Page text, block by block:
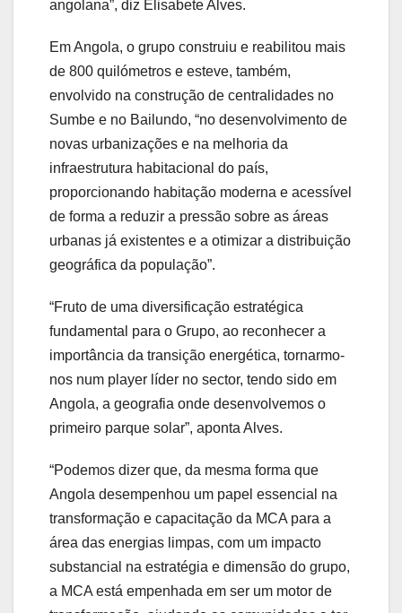
angolana”, diz Elisabete Alves.
Em Angola, o grupo construiu e reabilitou mais
de 800 quilómetros e esteve, também,
envolvido na construção de centralidades no
Sumbe e no Bailundo, “no desenvolvimento de
novas urbanizações e na melhoria da
infraestrutura habitacional do país,
proporcionando habitação moderna e acessível
de forma a reduzir a pressão sobre as áreas
urbanas já existentes e a otimizar a distribuição
geográfica da população”.
“Fruto de uma diversificação estratégica
fundamental para o Grupo, ao reconhecer a
importância da transição energética, tornarmo-
nos num player líder no sector, tendo sido em
Angola, a geografia onde desenvolvemos o
primeiro parque solar”, aponta Alves.
“Podemos dizer que, da mesma forma que
Angola desempenhou um papel essencial na
transformação e capacitação da MCA para a
área das energias limpas, com um impacto
substancial na estratégia e dimensão do grupo,
a MCA está empenhada em ser um motor de